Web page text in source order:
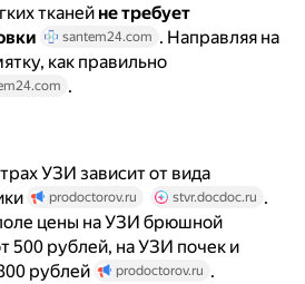
тканей не требует
santem24.com . Направляя на
как правильно
.
УЗИ зависит от вида
prodoctorov.ru stvr.docdoc.ru .
цены на УЗИ брюшной
500 рублей, на УЗИ почек и
рублей
prodoctorov.ru .